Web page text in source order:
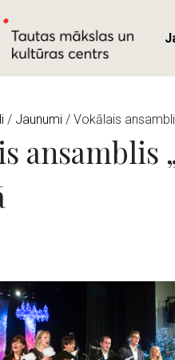
/ Jaunumi / Vokālais
ansamblis